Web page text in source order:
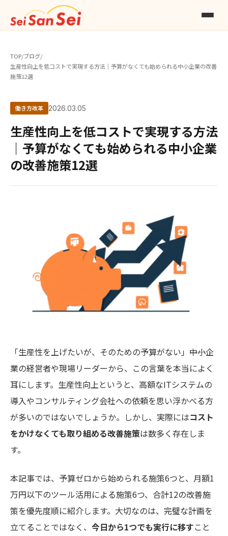
TOP/ブログ/
生産性向上を低コストで実現する方法｜予算がなくても始められる中小企業の改善
施策12選
働き方改革 2026.03.05
生産性向上を低コストで実現する方法
｜予算がなくても始められる中小企業
の改善施策12選
「生産性を上げたいが、そのための予算がない」――中小企
業の経営者や現場リーダーから、この言葉を本当によく
耳にします。生産性向上というと、高額なITシステムの
導入やコンサルティング会社への依頼を思い浮かべる方
が多いのではないでしょうか。しかし、実際にはコスト
をかけなくても取り組める改善施策は数多く存在しま
す。
本記事では、予算ゼロから始められる施策6つと、月額1
万円以下のツール活用による施策6つ、合計12の改善施
策を優先度順に紹介します。大切なのは、完璧な計画を
立てることではなく、 今日から1つでも実行に移すこと